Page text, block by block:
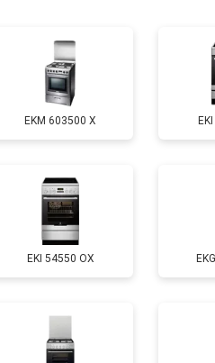
EKM 603500 X
EKI 54550 OX